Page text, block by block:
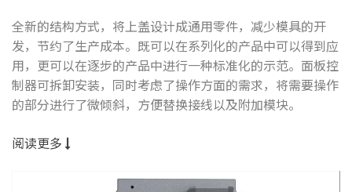
全新的结构方式，将上盖设计成通用零件，减少模具的开
发，节约了生产成本。既可以在系列化的产品中可以得到应
用，更可以在逐步的产品中进行一种标准化的示范。面板控
制器可拆卸安装，同时考虑了操作方面的需求，将需要操作
的部分进行了微倾斜，方便替换接线以及附加模块。
阅读更多